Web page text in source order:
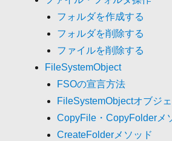
フォルダを作成する
フォルダを削除する
ファイルを削除する
FileSystemObject
FSOの宣言方法
FileSystemObjectオブジェ
CopyFile・CopyFolderメ
CreateFolderメソッド